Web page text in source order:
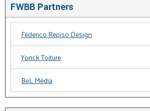
FWBB Partners
Federico Repiso Design
Yonck Toiture
BeL Média